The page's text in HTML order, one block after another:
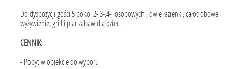
Do dyspozycji gości 5 pokoi 2-,3-,4-, osobowych , dwie łazienki, całodobowe
wyżywienie, grill i plac zabaw dla dzieci.
CENNIK:
- Pobyt w obiekcie do wyboru